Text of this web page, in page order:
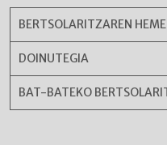
BERTSOLARITZAREN
DOINUTEGIA
BAT-BATEKO